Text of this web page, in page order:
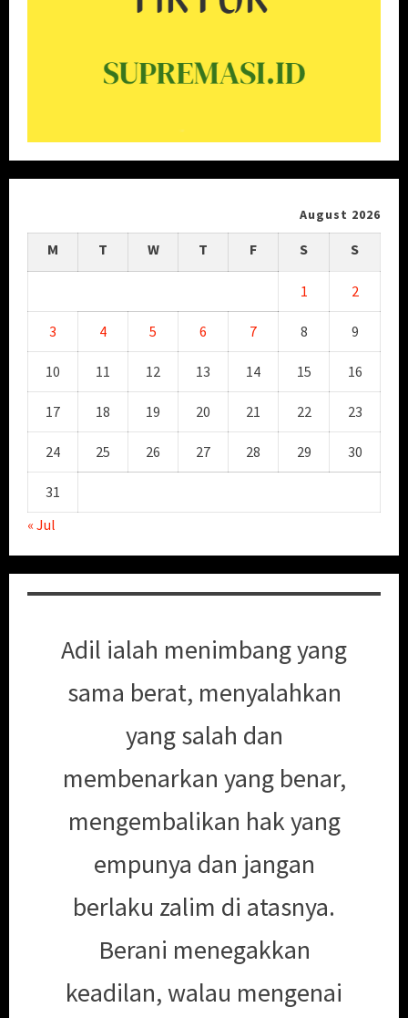
August 2026
M T W T F S S
1 2
3 4 5 6 7 8 9
10 11 12 13 14 15 16
17 18 19 20 21 22 23
24 25 26 27 28 29 30
31
« Jul
Adil ialah menimbang yang
sama berat, menyalahkan
yang salah dan
membenarkan yang benar,
mengembalikan hak yang
empunya dan jangan
berlaku zalim di atasnya.
Berani menegakkan
keadilan, walau mengenai